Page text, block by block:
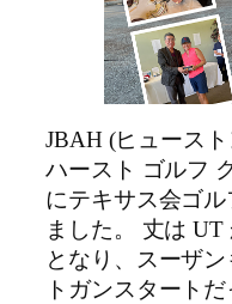
JBAH (ヒュース
ハースト ゴルフ
にテキサス会ゴ
ました。 丈は
となり、スーザ
トガンスタート